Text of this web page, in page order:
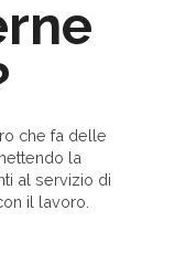
che fa delle
la
al servizio di
il lavoro.